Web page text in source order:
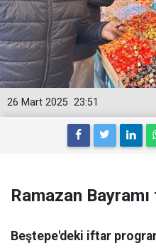
23:51
26 Mart 2025
Ramazan
Beştepe'deki iftar